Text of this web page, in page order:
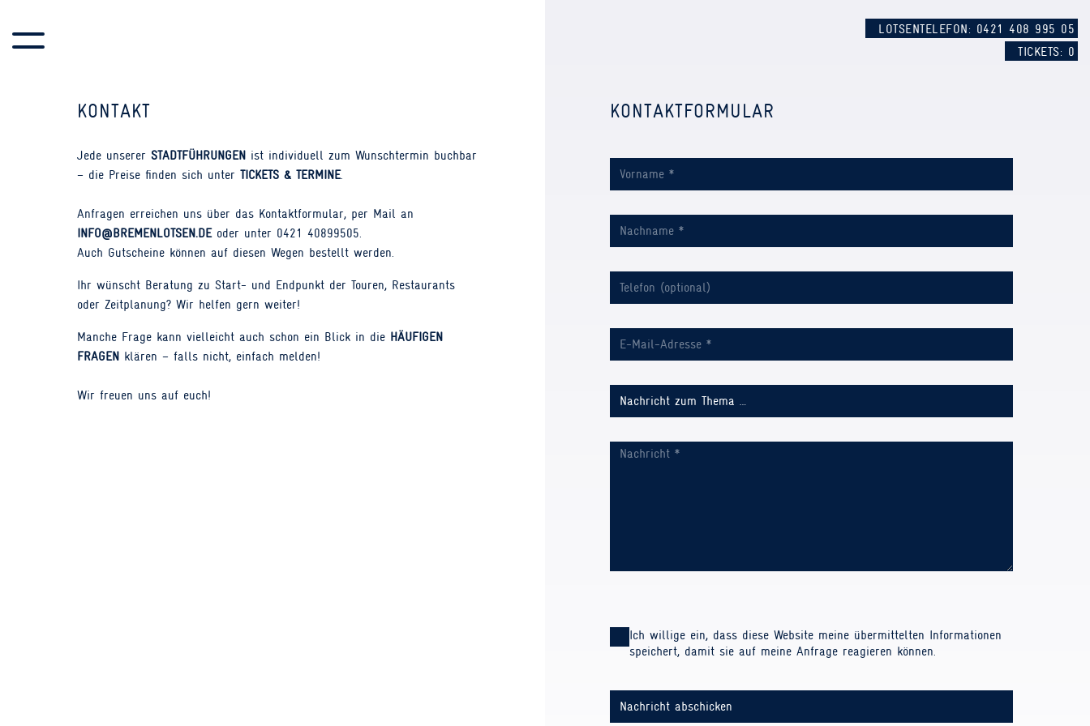
LOTSENTELEFON: 0421 408 995 05
TICKETS: 0
KONTAKT
Jede unserer STADTFÜHRUNGEN ist individuell zum Wunschtermin buchbar
– die Preise finden sich unter TICKETS & TERMINE.
Anfragen erreichen uns über das Kontaktformular, per Mail an
INFO@BREMENLOTSEN.DEoder unter 0421 40899505.
Auch Gutscheine können auf diesen Wegen bestellt werden.
Ihr wünscht Beratung zu Start- und Endpunkt der Touren, Restaurants
oder Zeitplanung? Wir helfen gern weiter!
Manche Frage kann vielleicht auch schon ein Blick in die HÄUFIGEN
FRAGEN klären – falls nicht, einfach melden!
Wir freuen uns auf euch!
KONTAKTFORMULAR
lassen
Sie
Feld
leer.
Ich willige ein, dass diese Website meine übermittelten Informationen
speichert, damit sie auf meine Anfrage reagieren können.